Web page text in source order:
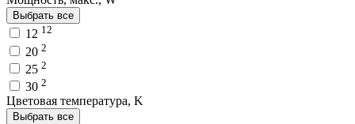
Выбрать все
12 12
20 2
25 2
30 2
Цветовая температура, K
Выбрать все